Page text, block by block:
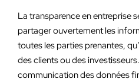
La transparence en entreprise
partager ouvertement les
toutes les parties prenantes,
des clients ou des
communication des données